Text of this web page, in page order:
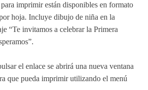
imprimir están disponibles en formato
hoja. Incluye dibujo de niña en la
“Te invitamos a celebrar la Primera
el enlace se abrirá una nueva ventana
que pueda imprimir utilizando el menú